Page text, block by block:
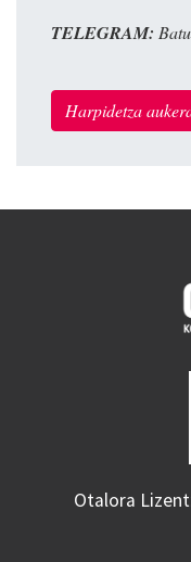
TELEGRAM:
Harpidetza
Otalora